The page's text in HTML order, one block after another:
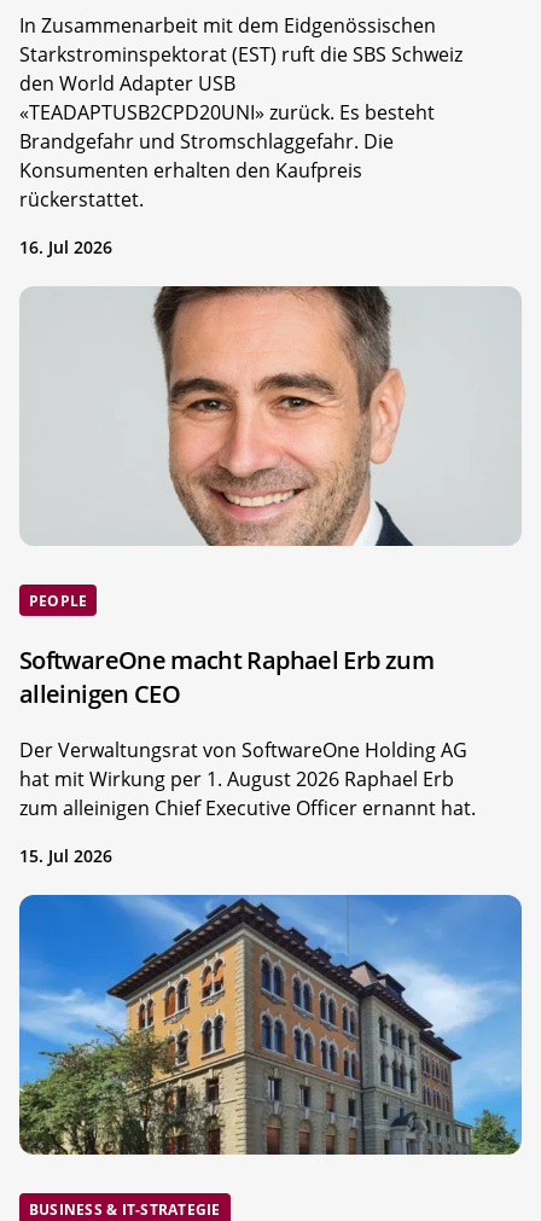
In Zusammenarbeit mit dem Eidgenössischen
Starkstrominspektorat (EST) ruft die SBS Schweiz
den World Adapter USB
«TEADAPTUSB2CPD20UNI» zurück. Es besteht
Brandgefahr und Stromschlaggefahr. Die
Konsumenten erhalten den Kaufpreis
rückerstattet.
16. Jul 2026
PEOPLE
SoftwareOne macht Raphael Erb zum
alleinigen CEO
Der Verwaltungsrat von SoftwareOne Holding AG
hat mit Wirkung per 1. August 2026 Raphael Erb
zum alleinigen Chief Executive Officer ernannt hat.
15. Jul 2026
BUSINESS & IT-STRATEGIE